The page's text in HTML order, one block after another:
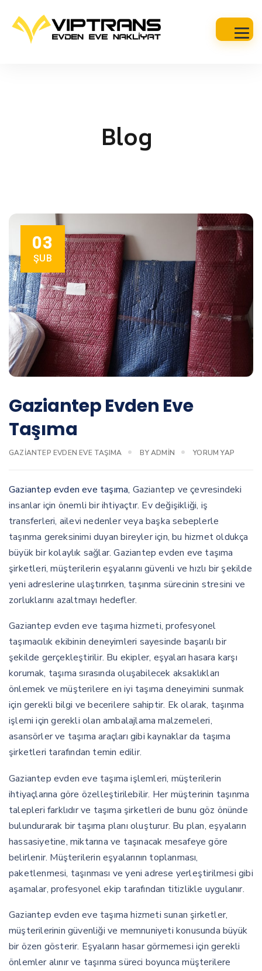
Blog
03
ŞUB
Gaziantep Evden Eve
Taşıma
GAZIANTEP EVDEN EVE TAŞIMA BYADMIN YORUM YAP
Gaziantep evden eve taşıma, Gaziantep ve çevresindeki
insanlar için önemli bir ihtiyaçtır. Ev değişikliği, iş
transferleri, ailevi nedenler veya başka sebeplerle
taşınma gereksinimi duyan bireyler için, bu hizmet oldukça
büyük bir kolaylık sağlar. Gaziantep evden eve taşıma
şirketleri, müşterilerin eşyalarını güvenli ve hızlı bir şekilde
yeni adreslerine ulaştırırken, taşınma sürecinin stresini ve
zorluklarını azaltmayı hedefler.
Gaziantep evden eve taşıma hizmeti, profesyonel
taşımacılık ekibinin deneyimleri sayesinde başarılı bir
şekilde gerçekleştirilir. Bu ekipler, eşyaları hasara karşı
korumak, taşıma sırasında oluşabilecek aksaklıkları
önlemek ve müşterilere en iyi taşıma deneyimini sunmak
için gerekli bilgi ve becerilere sahiptir. Ek olarak, taşınma
işlemi için gerekli olan ambalajlama malzemeleri,
asansörler ve taşıma araçları gibi kaynaklar da taşıma
şirketleri tarafından temin edilir.
Gaziantep evden eve taşıma işlemleri, müşterilerin
ihtiyaçlarına göre özelleştirilebilir. Her müşterinin taşınma
talepleri farklıdır ve taşıma şirketleri de bunu göz önünde
bulundurarak bir taşıma planı oluşturur. Bu plan, eşyaların
hassasiyetine, miktarına ve taşınacak mesafeye göre
belirlenir. Müşterilerin eşyalarının toplanması,
paketlenmesi, taşınması ve yeni adrese yerleştirilmesi gibi
aşamalar, profesyonel ekip tarafından titizlikle uygulanır.
Gaziantep evden eve taşıma hizmeti sunan şirketler,
müşterilerinin güvenliği ve memnuniyeti konusunda büyük
bir özen gösterir. Eşyaların hasar görmemesi için gerekli
önlemler alınır ve taşınma süreci boyunca müşterilere